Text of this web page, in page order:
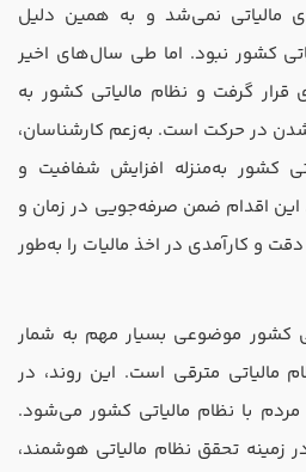
مالیاتی نمی‌شد و به همین دلیل
کشور نبود. اما طی سال‌های اخیر
گرفت و نظام مالیاتی کشور به
در حرکت است. به‌زعم کارشناسان،
کشور به‌منزله افزایش شفافیت و
این اقدام ضمن صرفه‌جویی در زمان و
و کارآمدی در اخذ مالیات را به‌طور
کشور موضوعی بسیار مهم به شمار
مالیاتی مترقی است. این روند، در
مردم با نظام مالیاتی کشور می‌شود.
زمینه تحقق نظام مالیاتی هوشمند،
شروع کار حسابداری
شما از آموزش چیست ؟
حسابداری
تدریس
کار آفرینی
حسابدار حرفه ای
درخواست تعیین سطح